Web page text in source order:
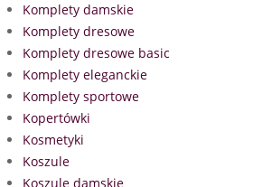
Komplety damskie
Komplety dresowe
Komplety dresowe basic
Komplety eleganckie
Komplety sportowe
Kopertówki
Kosmetyki
Koszule
Koszule damskie